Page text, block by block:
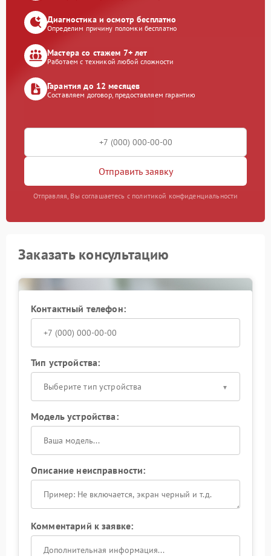
Диагностика и осмотр бесплатно
Определим причину поломки бесплатно
Мастера со стажем 7+ лет
Работаем с техникой любой сложности
Гарантия до 12 месяцев
Составляем договор, предоставляем гарантию
Отправить заявку
Отправляя, Вы соглашаетесь с политикой конфиденциальности
Заказать консультацию
Контактный телефон:
Тип устройства:
Выберите тип устройства
Модель устройства:
Описание неисправности:
Комментарий к заявке: